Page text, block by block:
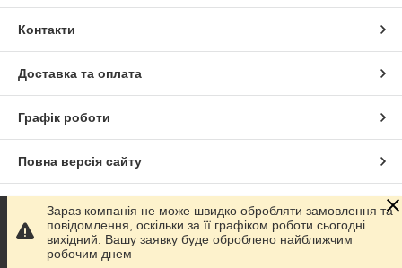
Контакти
Доставка та оплата
Графік роботи
Повна версія сайту
Сайт створено на маркетплейсі Prom.ua
Політика конфіденційності
Зараз компанія не може швидко обробляти замовлення та
повідомлення, оскільки за її графіком роботи сьогодні
вихідний. Вашу заявку буде оброблено найближчим
робочим днем